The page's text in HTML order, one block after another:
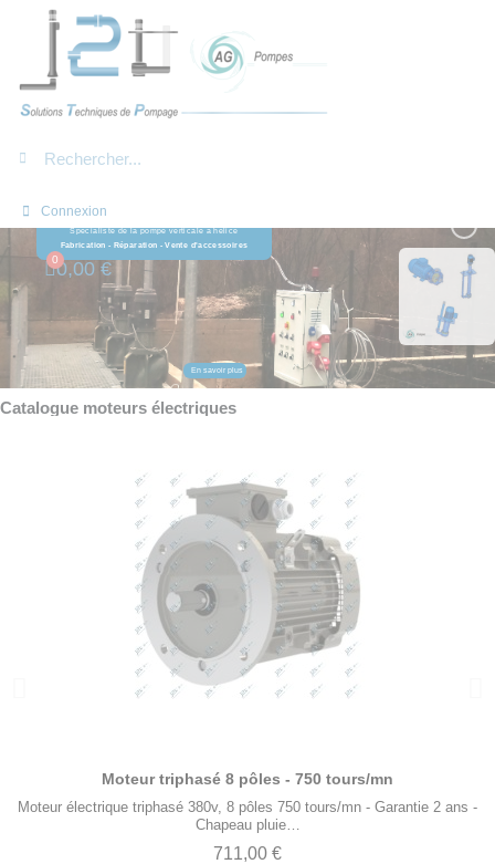
Connexion
0,00 €
En savoir plus
Spéc ia is te de la pompe verti ca e à hé li ce
Fabr icat on - Réparati on - Vente d'accesso ires
Catalogue moteurs électriques
Aperçu rapide
Moteur triphasé 8 pôles - 750 tours/mn
Moteur électrique triphasé 380v, 8 pôles 750 tours/mn - Garantie 2 ans -
Chapeau pluie…
711,00 €
Panneau de gestion des cookies